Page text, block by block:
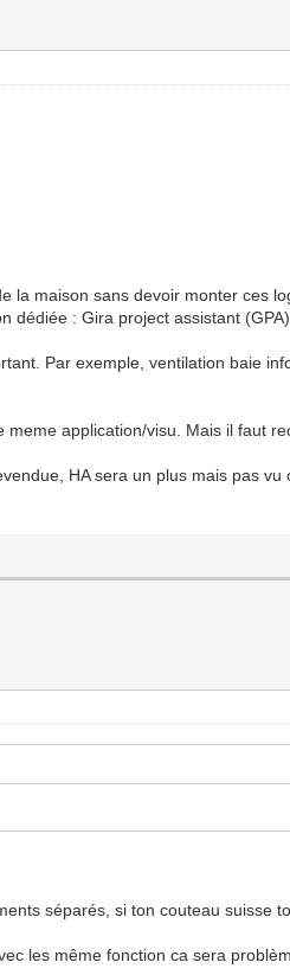
maison sans devoir monter ces
dédiée : Gira project assistant (GPA).
Par exemple, ventilation baie
application/visu. Mais il faut
HA sera un plus mais pas vu
séparés, si ton couteau suisse
les même fonction ca sera